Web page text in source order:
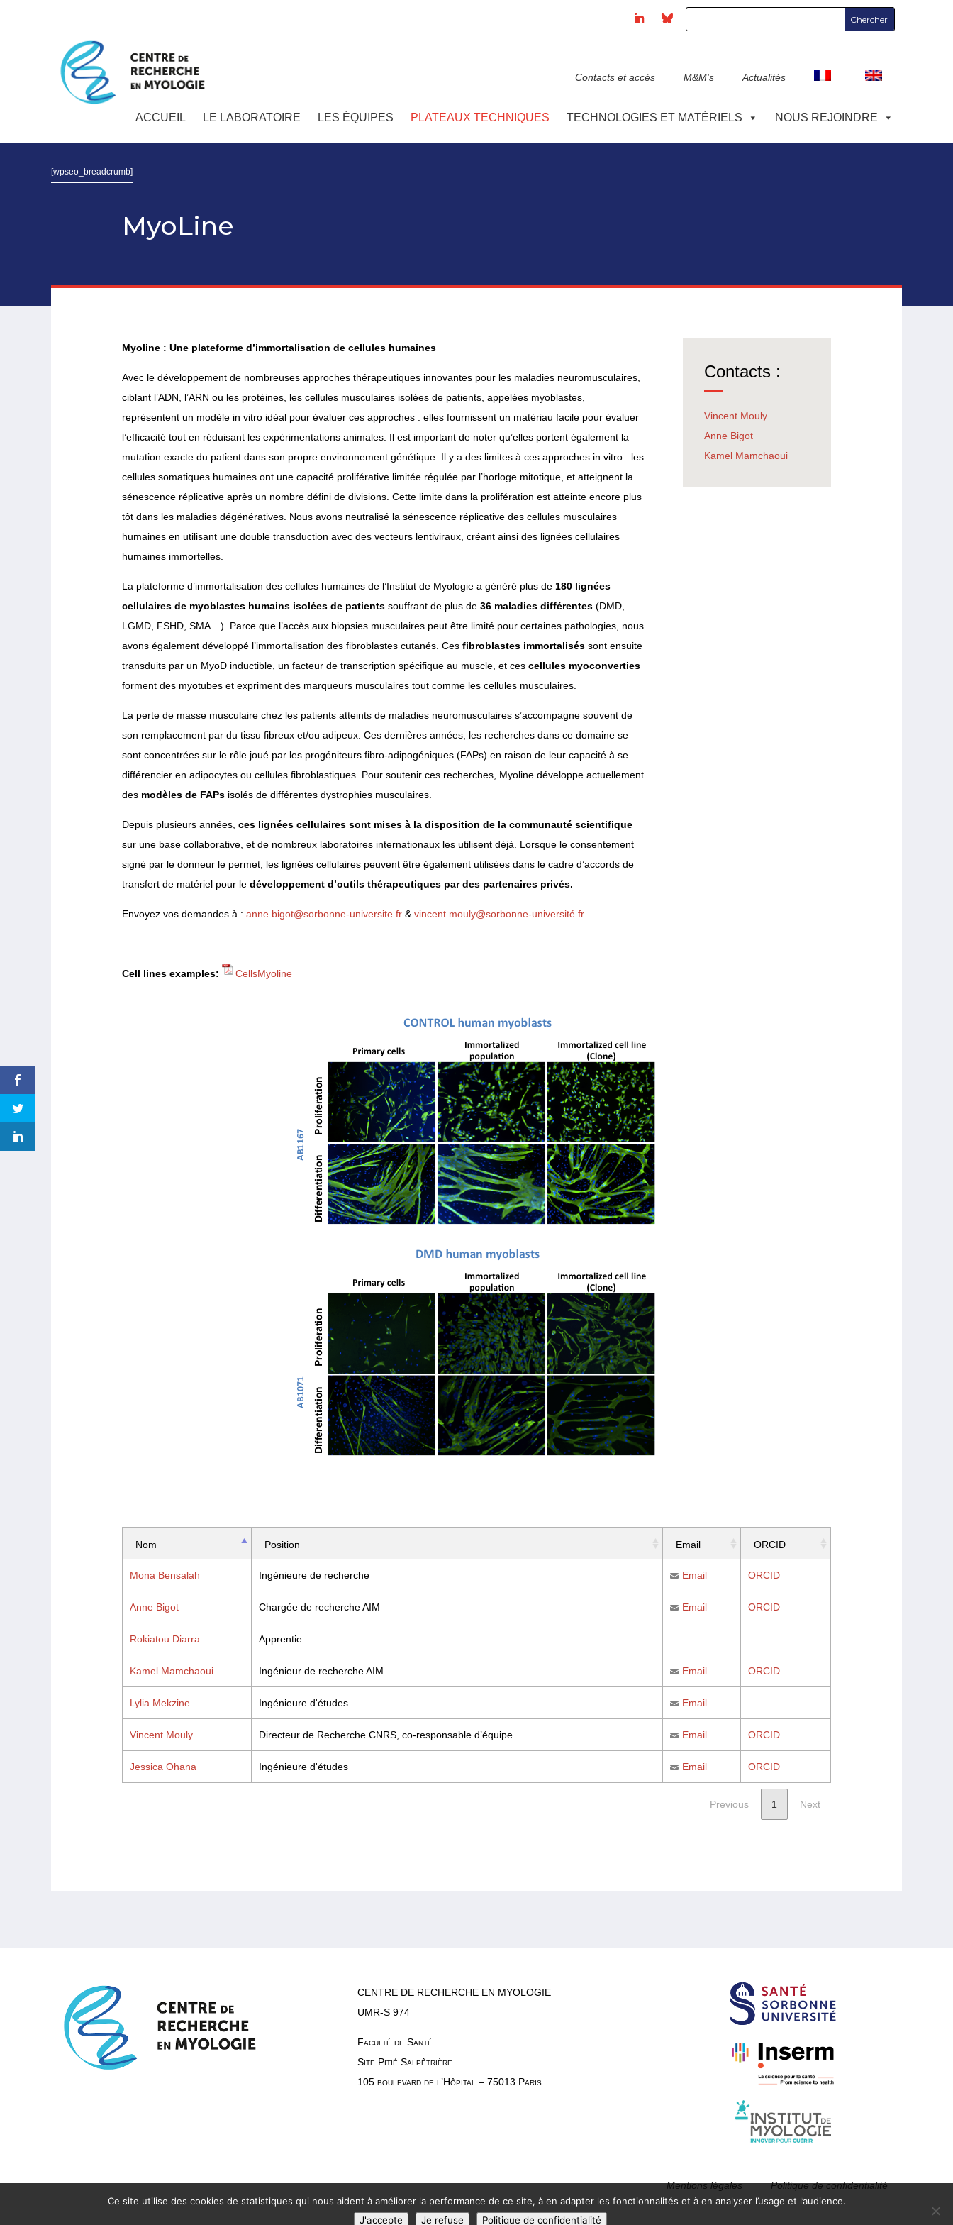
Contacts et accès M&M's Actualités
ACCUEIL LE LABORATOIRE LES ÉQUIPES PLATEAUX TECHNIQUES TECHNOLOGIES ET MATÉRIELS NOUS REJOINDRE
[wpseo_breadcrumb]
MyoLine
Myoline : Une plateforme d’immortalisation de cellules humaines
Avec le développement de nombreuses approches thérapeutiques innovantes pour les maladies neuromusculaires,
ciblant l’ADN, l’ARN ou les protéines, les cellules musculaires isolées de patients, appelées myoblastes,
représentent un modèle in vitro idéal pour évaluer ces approches : elles fournissent un matériau facile pour évaluer
l’efficacité tout en réduisant les expérimentations animales. Il est important de noter qu’elles portent également la
mutation exacte du patient dans son propre environnement génétique. Il y a des limites à ces approches in vitro : les
cellules somatiques humaines ont une capacité proliférative limitée régulée par l’horloge mitotique, et atteignent la
sénescence réplicative après un nombre défini de divisions. Cette limite dans la prolifération est atteinte encore plus
tôt dans les maladies dégénératives. Nous avons neutralisé la sénescence réplicative des cellules musculaires
humaines en utilisant une double transduction avec des vecteurs lentiviraux, créant ainsi des lignées cellulaires
humaines immortelles.
La plateforme d’immortalisation des cellules humaines de l’Institut de Myologie a généré plus de 180 lignées
cellulaires de myoblastes humains isolées de patients souffrant de plus de 36 maladies différentes (DMD,
LGMD, FSHD, SMA…). Parce que l’accès aux biopsies musculaires peut être limité pour certaines pathologies, nous
avons également développé l’immortalisation des fibroblastes cutanés. Ces fibroblastes immortalisés sont ensuite
transduits par un MyoD inductible, un facteur de transcription spécifique au muscle, et ces cellules myoconverties
forment des myotubes et expriment des marqueurs musculaires tout comme les cellules musculaires.
La perte de masse musculaire chez les patients atteints de maladies neuromusculaires s’accompagne souvent de
son remplacement par du tissu fibreux et/ou adipeux. Ces dernières années, les recherches dans ce domaine se
sont concentrées sur le rôle joué par les progéniteurs fibro-adipogéniques (FAPs) en raison de leur capacité à se
différencier en adipocytes ou cellules fibroblastiques. Pour soutenir ces recherches, Myoline développe actuellement
des modèles de FAPs isolés de différentes dystrophies musculaires.
Depuis plusieurs années, ces lignées cellulaires sont mises à la disposition de la communauté scientifique
sur une base collaborative, et de nombreux laboratoires internationaux les utilisent déjà. Lorsque le consentement
signé par le donneur le permet, les lignées cellulaires peuvent être également utilisées dans le cadre d’accords de
transfert de matériel pour le développement d’outils thérapeutiques par des partenaires privés.
Envoyez vos demandes à : anne.bigot@sorbonne-universite.fr &vincent.mouly@sorbonne-université.fr
Cell lines examples: CellsMyoline
Contacts :
Vincent Mouly
Anne Bigot
Kamel Mamchaoui
Nom Position Email ORCID
Mona Bensalah Ingénieure de recherche Email ORCID
Anne Bigot Chargée de recherche AIM Email ORCID
Rokiatou Diarra Apprentie
Kamel Mamchaoui Ingénieur de recherche AIM Email ORCID
Lylia Mekzine Ingénieure d'études Email
Vincent Mouly Directeur de Recherche CNRS, co-responsable d’équipe Email ORCID
Jessica Ohana Ingénieure d'études Email ORCID
Previous 1 Next
CENTRE DE RECHERCHE EN MYOLOGIE
UMR-S 974
Faculté de Santé
Site Pitié Salpêtrière
105 boulevard de l’Hôpital – 75013 Paris
Mentions légales
Politique de confidentialité
Ce site utilise des cookies de statistiques qui nous aident à améliorer la performance de ce site, à en adapter les fonctionnalités et à en analyser l’usage et l’audience.
J'accepte
Je refuse Politique de confidentialité